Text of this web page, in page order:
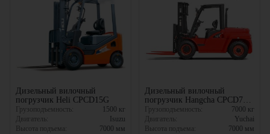
Дизельный вилочный
погрузчик Heli CPСD15G
Грузоподъемность: 1500 кг
Двигатель:
Isuzu
Высота подъема:
7000 мм
Дизельный вилочный
погрузчик Hangcha CPCD70-
AG42
Грузоподъемность: 7000 кг
Двигатель:
Yuchai
Высота подъема:
7000 мм